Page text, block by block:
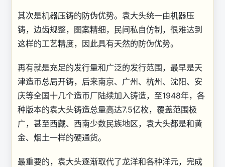
其次是机器压铸的防伪优势。袁大头统一由机器压
铸，边齿规整，图案精细，民间私自仿制，很难达到
这样的工艺精度，因此具有天然的防伪优势。
再有就是充足的发行量和广泛的发行范围，最早是天
津造币总局开铸，后来南京、广州、杭州、沈阳、安
庆等全国十几个造币厂陆续加入铸造，至1948年，各
种版本的袁大头铸造总量高达7.5亿枚，覆盖范围极
广，甚至西藏、西南少数民族地区，袁大头都是和黄
金、烟土一样的硬通货。
最重要的，袁大头逐渐取代了龙洋和各种洋元，完成